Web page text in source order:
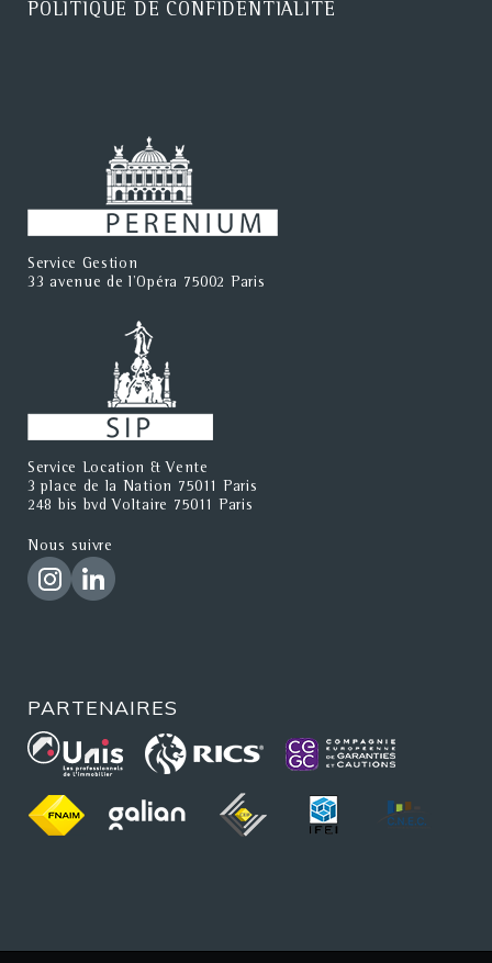
POLITIQUE DE CONFIDENTIALITÉ
Service Gestion
33 avenue de l'Opéra 75002 Paris
Service Location & Vente
3 place de la Nation 75011 Paris
248 bis bvd Voltaire 75011 Paris
Nous suivre
PARTENAIRES